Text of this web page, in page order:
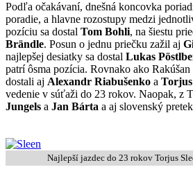
Podľa očakávaní, dnešná koncovka
poradie, a hlavne rozostupy medzi
pozíciu sa dostal Tom Bohli, na šiestu
Brändle. Posun o jednu priečku zažil aj
najlepšej desiatky sa dostal Lukas
patrí ôsma pozícia. Rovnako ako
dostali aj Alexandr Riabušenko a Torjus
vedenie v súťaži do 23 rokov. Naopak, z
Jungels a Jan Bárta a aj slovenský
Najlepší jazdec do 23 rokov Torjus